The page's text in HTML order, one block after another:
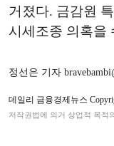
거졌다. 금감원
시세조종 의혹을
정선은 기자
데일리 금융경제뉴스
저작권법에 의거 상업적 목적